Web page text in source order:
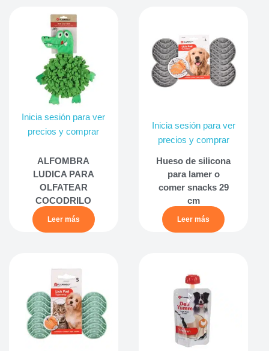
Inicia sesión para ver
precios y comprar
ALFOMBRA
LUDICA PARA
OLFATEAR
COCODRILO
Leer más
Inicia sesión para ver
precios y comprar
Hueso de silicona
para lamer o
comer snacks 29
cm
Leer más